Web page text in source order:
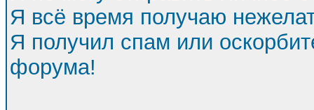
Я всё время получаю
Я получил спам или
форума!